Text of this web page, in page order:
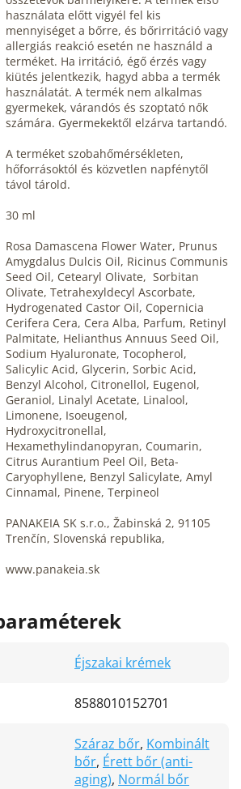
használata előtt vigyél fel kis
mennyiséget a bőrre, és bőrirritáció vagy
allergiás reakció esetén ne használd a
terméket. Ha irritáció, égő érzés vagy
kiütés jelentkezik, hagyd abba a termék
használatát. A termék nem alkalmas
gyermekek, várandós és szoptató nők
számára. Gyermekektől elzárva tartandó.
A terméket szobahőmérsékleten,
hőforrásoktól és közvetlen napfénytől
távol tárold.
30 ml
Rosa Damascena Flower Water, Prunus
Amygdalus Dulcis Oil, Ricinus Communis
Seed Oil, Cetearyl Olivate, Sorbitan
Olivate, Tetrahexyldecyl Ascorbate,
Hydrogenated Castor Oil, Copernicia
Cerifera Cera, Cera Alba, Parfum, Retinyl
Palmitate, Helianthus Annuus Seed Oil,
Sodium Hyaluronate, Tocopherol,
Salicylic Acid, Glycerin, Sorbic Acid,
Benzyl Alcohol, Citronellol, Eugenol,
Geraniol, Linalyl Acetate, Linalool,
Limonene, Isoeugenol,
Hydroxycitronellal,
Hexamethylindanopyran, Coumarin,
Citrus Aurantium Peel Oil, Beta-
Caryophyllene, Benzyl Salicylate, Amyl
Cinnamal, Pinene, Terpineol
PANAKEIA SK s.r.o., Žabinská 2, 91105
Trenčín, Slovenská republika,
www.panakeia.sk
Éjszakai krémek
8588010152701
Száraz bőr, Kombinált
bőr, Érett bőr (anti-
aging), Normál bőr